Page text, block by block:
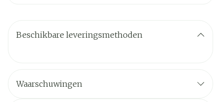
Beschikbare leveringsmethoden
Waarschuwingen